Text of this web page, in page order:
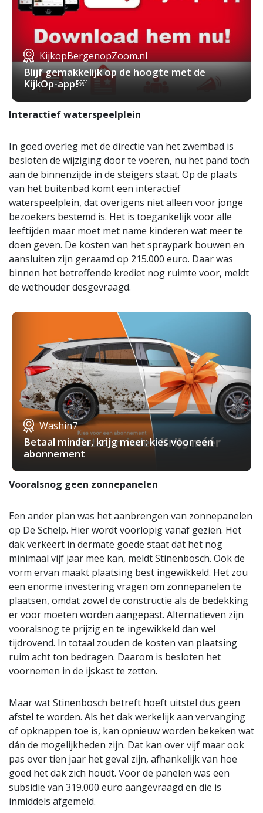
KijkopBergenopZoom.nl
Blijf gemakkelijk op de hoogte met de
KijkOp-app!￼
Interactief waterspeelplein
In goed overleg met de directie van het zwembad is
besloten de wijziging door te voeren, nu het pand toch
aan de binnenzijde in de steigers staat. Op de plaats
van het buitenbad komt een interactief
waterspeelplein, dat overigens niet alleen voor jonge
bezoekers bestemd is. Het is toegankelijk voor alle
leeftijden maar moet met name kinderen wat meer te
doen geven. De kosten van het spraypark bouwen en
aansluiten zijn geraamd op 215.000 euro. Daar was
binnen het betreffende krediet nog ruimte voor, meldt
de wethouder desgevraagd.
Washin7
Betaal minder, krijg meer: kies voor een
abonnement
Vooralsnog geen zonnepanelen
Een ander plan was het aanbrengen van zonnepanelen
op De Schelp. Hier wordt voorlopig vanaf gezien. Het
dak verkeert in dermate goede staat dat het nog
minimaal vijf jaar mee kan, meldt Stinenbosch. Ook de
vorm ervan maakt plaatsing best ingewikkeld. Het zou
een enorme investering vragen om zonnepanelen te
plaatsen, omdat zowel de constructie als de bedekking
er voor moeten worden aangepast. Alternatieven zijn
vooralsnog te prijzig en te ingewikkeld dan wel
tijdrovend. In totaal zouden de kosten van plaatsing
ruim acht ton bedragen. Daarom is besloten het
voornemen in de ijskast te zetten.
Maar wat Stinenbosch betreft hoeft uitstel dus geen
afstel te worden. Als het dak werkelijk aan vervanging
of opknappen toe is, kan opnieuw worden bekeken wat
dán de mogelijkheden zijn. Dat kan over vijf maar ook
pas over tien jaar het geval zijn, afhankelijk van hoe
goed het dak zich houdt. Voor de panelen was een
subsidie van 319.000 euro aangevraagd en die is
inmiddels afgemeld.